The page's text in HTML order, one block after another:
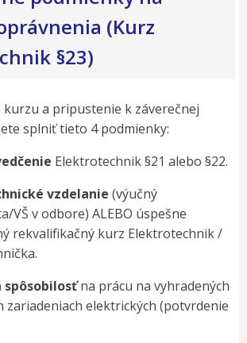
(Kurz
§23)
kurzu a pripustenie k záverečnej
splniť tieto 4 podmienky:
Elektrotechnik §21 alebo §22.
vzdelanie (výučný
VŠ v odbore) ALEBO úspešne
rekvalifikačný kurz Elektrotechnik /
.
spôsobilosťna prácu na vyhradených
zariadeniach elektrických (potvrdenie